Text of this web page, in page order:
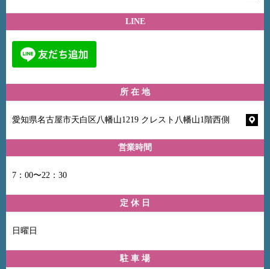
LINE
所 在 地
愛知県名古屋市天白区八幡山1219 クレスト八幡山1階西側
営業時間
7：00〜22：30
定 休 日
日曜日
駐 車 場